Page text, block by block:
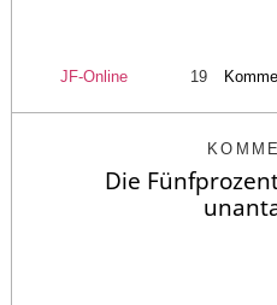
JF-Online 19
Die